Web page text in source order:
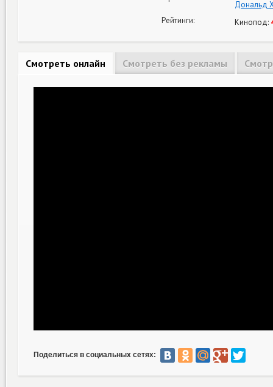
Дональд
Рейтинги:
Кинопод:
Смотреть онлайн Смотреть без рекламы
Поделиться в социальных сетях: